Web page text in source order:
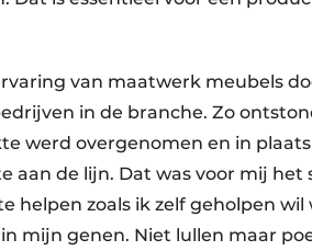
van maatwerk meubels
in de branche. Zo
werd overgenomen en in
aan de lijn. Dat was voor mij het
helpen zoals ik zelf geholpen
mijn genen. Niet lullen maar